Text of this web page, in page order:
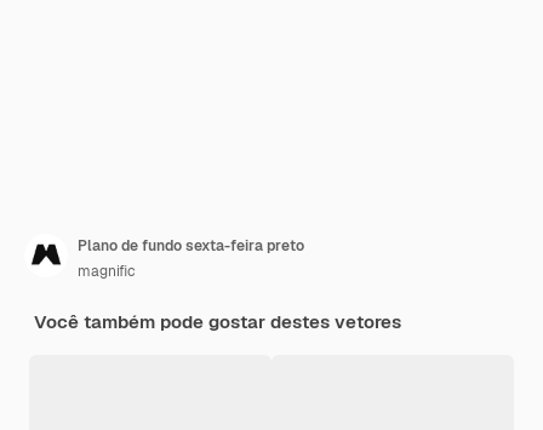
Plano de fundo sexta-feira preto
magnific
Você também pode gostar destes vetores